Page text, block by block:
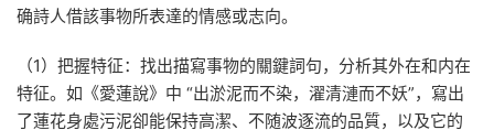
确詩人借該事物所表達的情感或志向。
（1）把握特征：找出描寫事物的關鍵詞句，分析其外在和内在
特征。如《愛蓮說》中 “出淤泥而不染，濯清漣而不妖”，寫出
了蓮花身處污泥卻能保持高潔、不随波逐流的品質，以及它的